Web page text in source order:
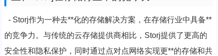
- Storj作为一种去**化的存储解决方案，在存储行业中具备**
的竞争力。与传统的云存储提供商相比，Storj提供了更高的
安全性和隐私保护，同时通过点对点网络实现更**的存储和共